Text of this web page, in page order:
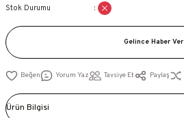
Stok Durumu
Gelince Haber Ver
Yorum Yaz Tavsiye Et Paylaş
Ürün Bilgisi